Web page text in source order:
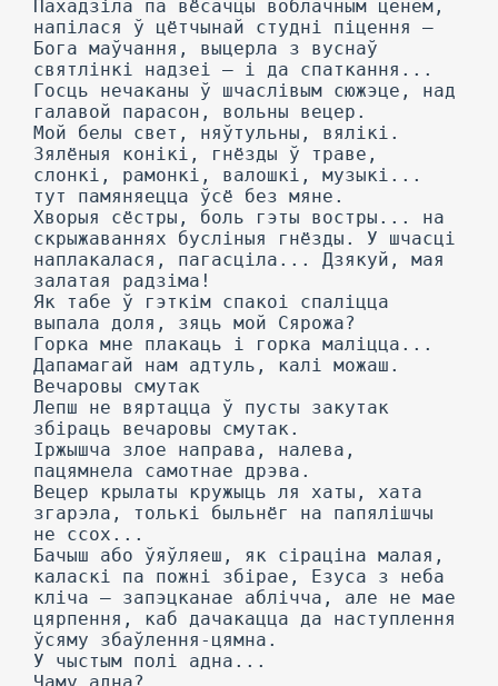
Пахадзіла па вёсачцы воблачным ценем,
напілася ў цётчынай студні піцення —
Бога маўчання, выцерла з вуснаў
святлінкі надзеі — і да спаткання...
Госць нечаканы ў шчаслівым сюжэце, над
галавой парасон, вольны вецер.
Мой белы свет, няўтульны, вялікі.
Зялёныя конікі, гнёзды ў траве,
слонкі, рамонкі, валошкі, музыкі...
тут памяняецца ўсё без мяне.
Хворыя сёстры, боль гэты востры... на
скрыжаваннях бусліныя гнёзды. У шчасці
наплакалася, пагасціла... Дзякуй, мая
залатая радзіма!
Як табе ў гэткім спакоі спаліцца
выпала доля, зяць мой Сярожа?
Горка мне плакаць і горка маліцца...
Дапамагай нам адтуль, калі можаш.
Вечаровы смутак
Лепш не вяртацца ў пусты закутак
збіраць вечаровы смутак.
Іржышча злое направа, налева,
пацямнела самотнае дрэва.
Вецер крылаты кружыць ля хаты, хата
згарэла, толькі быльнёг на папялішчы
не ссох...
Бачыш або ўяўляеш, як сіраціна малая,
каласкі па пожні збірае, Езуса з неба
кліча — запэцканае аблічча, але не мае
цярпення, каб дачакацца да наступлення
ўсяму збаўлення-цямна.
У чыстым полі адна...